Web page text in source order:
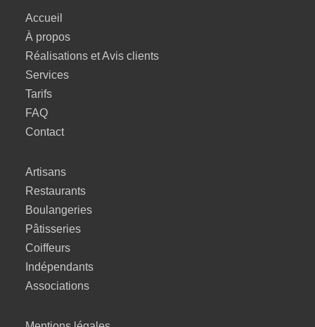
Accueil
À propos
Réalisations et Avis clients
Services
Tarifs
FAQ
Contact
Artisans
Restaurants
Boulangeries
Pâtisseries
Coiffeurs
Indépendants
Associations